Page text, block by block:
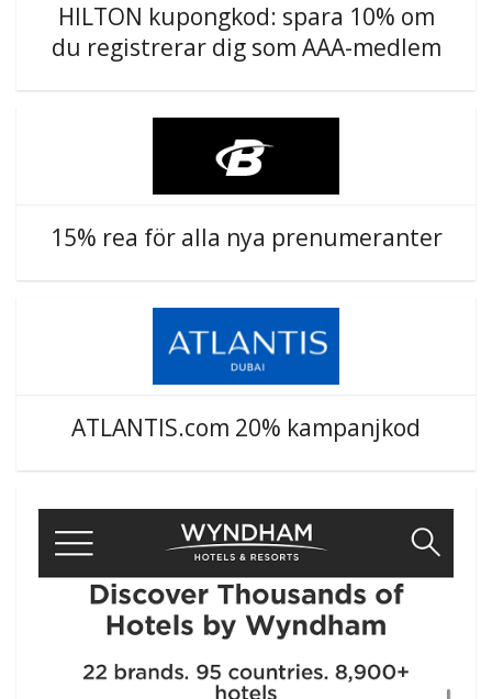
HILTON kupongkod: spara 10% om
du registrerar dig som AAA-medlem
15% rea för alla nya prenumeranter
ATLANTIS.com 20% kampanjkod